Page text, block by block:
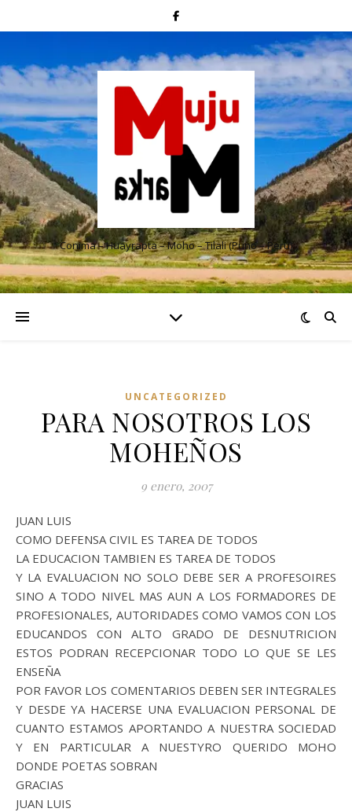
Conima – Huayrapta – Moho – Tilali (Puno – Perú)
UNCATEGORIZED
PARA NOSOTROS LOS
MOHEÑOS
9 enero, 2007
JUAN LUIS
COMO DEFENSA CIVIL ES TAREA DE TODOS
LA EDUCACION TAMBIEN ES TAREA DE TODOS
Y LA EVALUACION NO SOLO DEBE SER A PROFESOIRES
SINO A TODO NIVEL MAS AUN A LOS FORMADORES DE
PROFESIONALES, AUTORIDADES COMO VAMOS CON LOS
EDUCANDOS CON ALTO GRADO DE DESNUTRICION
ESTOS PODRAN RECEPCIONAR TODO LO QUE SE LES
ENSEÑA
POR FAVOR LOS COMENTARIOS DEBEN SER INTEGRALES
Y DESDE YA HACERSE UNA EVALUACION PERSONAL DE
CUANTO ESTAMOS APORTANDO A NUESTRA SOCIEDAD
Y EN PARTICULAR A NUESTYRO QUERIDO MOHO
DONDE POETAS SOBRAN
GRACIAS
JUAN LUIS